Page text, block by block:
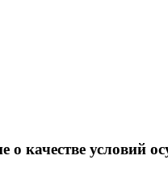
условий